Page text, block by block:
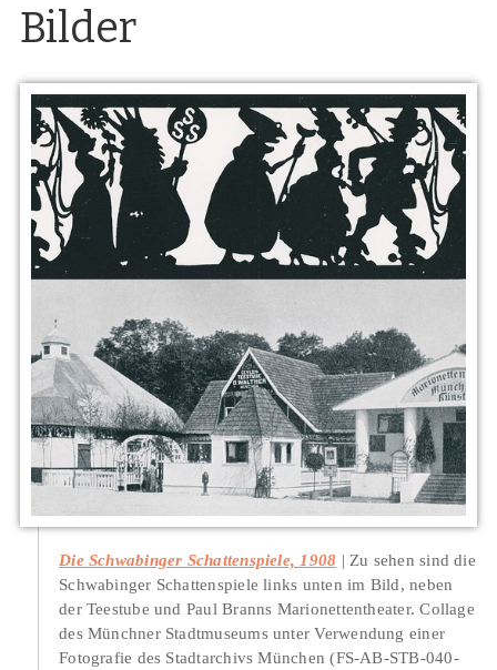
Bilder
Die Schwabinger Schattenspiele, 1908
Zu sehen sind die
Schwabinger Schattenspiele links unten im Bild, neben
der Teestube und Paul Branns Marionettentheater. Collage
des Münchner Stadtmuseums unter Verwendung einer
Fotografie des Stadtarchivs München (FS-AB-STB-040-